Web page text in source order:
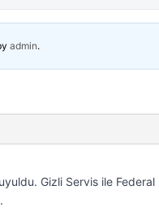
admin.
Gizli Servis ile